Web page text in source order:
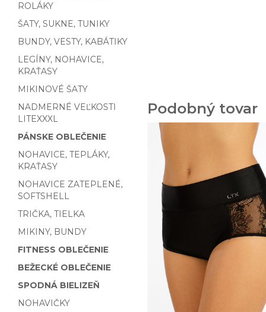
ROLÁKY
ŠATY, SUKNE, TUNIKY
BUNDY, VESTY, KABÁTIKY
LEGÍNY, NOHAVICE,
KRAŤASY
MIKINOVÉ ŠATY
NADMERNÉ VEĽKOSTI
LITEXXXL
PÁNSKE OBLEČENIE
NOHAVICE, TEPLÁKY,
KRAŤASY
NOHAVICE ZATEPLENÉ,
SOFTSHELL
TRIČKA, TIELKA
MIKINY, BUNDY
FITNESS OBLEČENIE
BEŽECKÉ OBLEČENIE
SPODNÁ BIELIZEŇ
NOHAVIČKY
Podobný tovar